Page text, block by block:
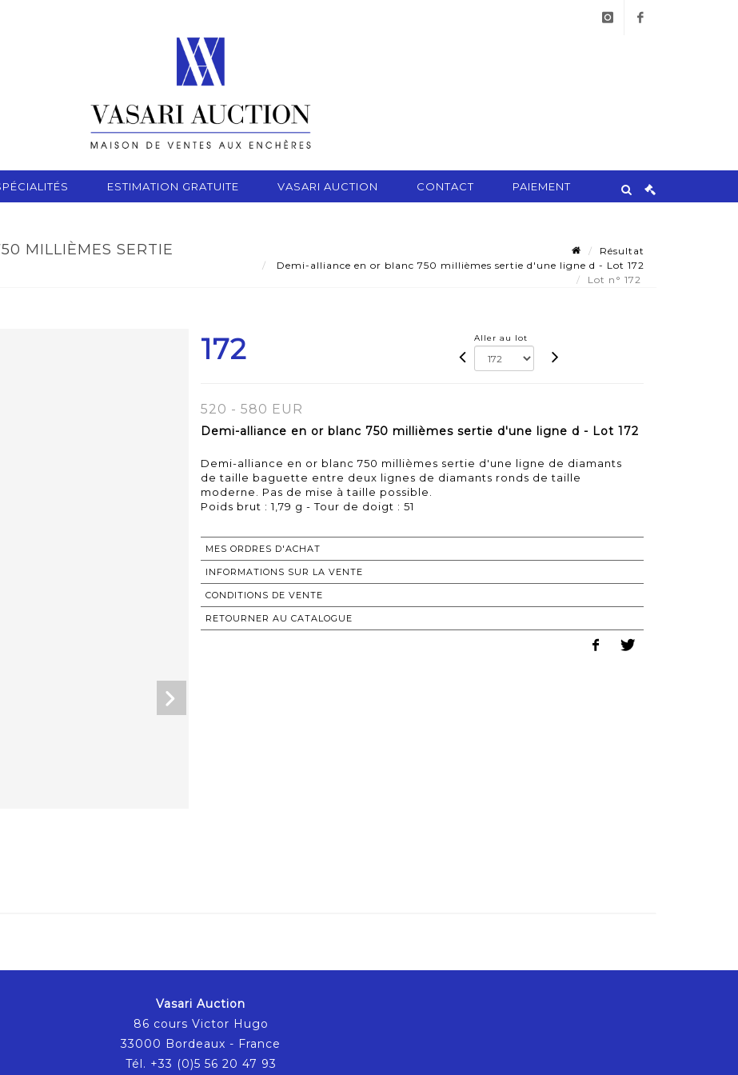
ESTIMATION GRATUITE VASARI AUCTION CONTACT PAIEMENT
MILLIÈMES SERTIE
Résultat
Demi-alliance en or blanc 750 millièmes sertie d'une ligne d - Lot 172
Lot n° 172
172 Aller au lot
520 - 580 EUR
Demi-alliance en or blanc 750 millièmes sertie d'une ligne d - Lot 172
Demi-alliance en or blanc 750 millièmes sertie d'une ligne de diamants
de taille baguette entre deux lignes de diamants ronds de taille
moderne. Pas de mise à taille possible.
Poids brut : 1,79 g - Tour de doigt : 51
MES ORDRES D'ACHAT
INFORMATIONS SUR LA VENTE
CONDITIONS DE VENTE
RETOURNER AU CATALOGUE
Vasari Auction
86 cours Victor Hugo
33000 Bordeaux - France
Tél. +33 (0)5 56 20 47 93